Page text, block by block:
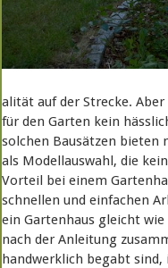
alität auf der Strecke.
für den Garten kein
solchen Bausätzen
als Modellauswahl, die
Vorteil bei einem
schnellen und einfachen
ein Gartenhaus gleicht wie
nach der Anleitung
handwerklich begabt sind,